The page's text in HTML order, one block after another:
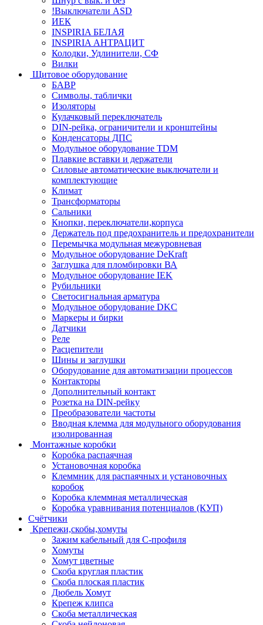
!Выключатели ASD
ИЕК
INSPIRIA БЕЛАЯ
INSPIRIA АНТРАЦИТ
Колодки, Удлинители, СФ
Вилки
Щитовое оборудование
БАВР
Символы, таблички
Изоляторы
Кулачковый переключатель
DIN-рейка, ограничители и кронштейны
Конденсаторы ДПС
Модульное оборудование TDM
Плавкие вставки и держатели
Силовые автоматические выключатели и
комплектующие
Климат
Трансформаторы
Сальники
Кнопки, переключатели,корпуса
Держатель под предохранитель и предохранители
Перемычка модульная межуровневая
Модульное оборудование DeKraft
Заглушка для пломбировки ВА
Модульное оборудование IEK
Рубильники
Светосигнальная арматура
Модульное оборудование DKC
Маркеры и бирки
Датчики
Реле
Расцепители
Шины и заглушки
Оборудование для автоматизации процессов
Контакторы
Дополнительный контакт
Розетка на DIN-рейку
Преобразователи частоты
Вводная клемма для модульного оборудования
изолированная
Монтажные коробки
Коробка распаячная
Установочная коробка
Клеммник для распаячных и установочных
коробок
Коробка клеммная металлическая
Коробка уравнивания потенциалов (КУП)
Счётчики
Крепежи,скобы,хомуты
Зажим кабельный для С-профиля
Хомуты
Хомут цветные
Скоба круглая пластик
Скоба плоская пластик
Дюбель Хомут
Крепеж клипса
Скоба металлическая